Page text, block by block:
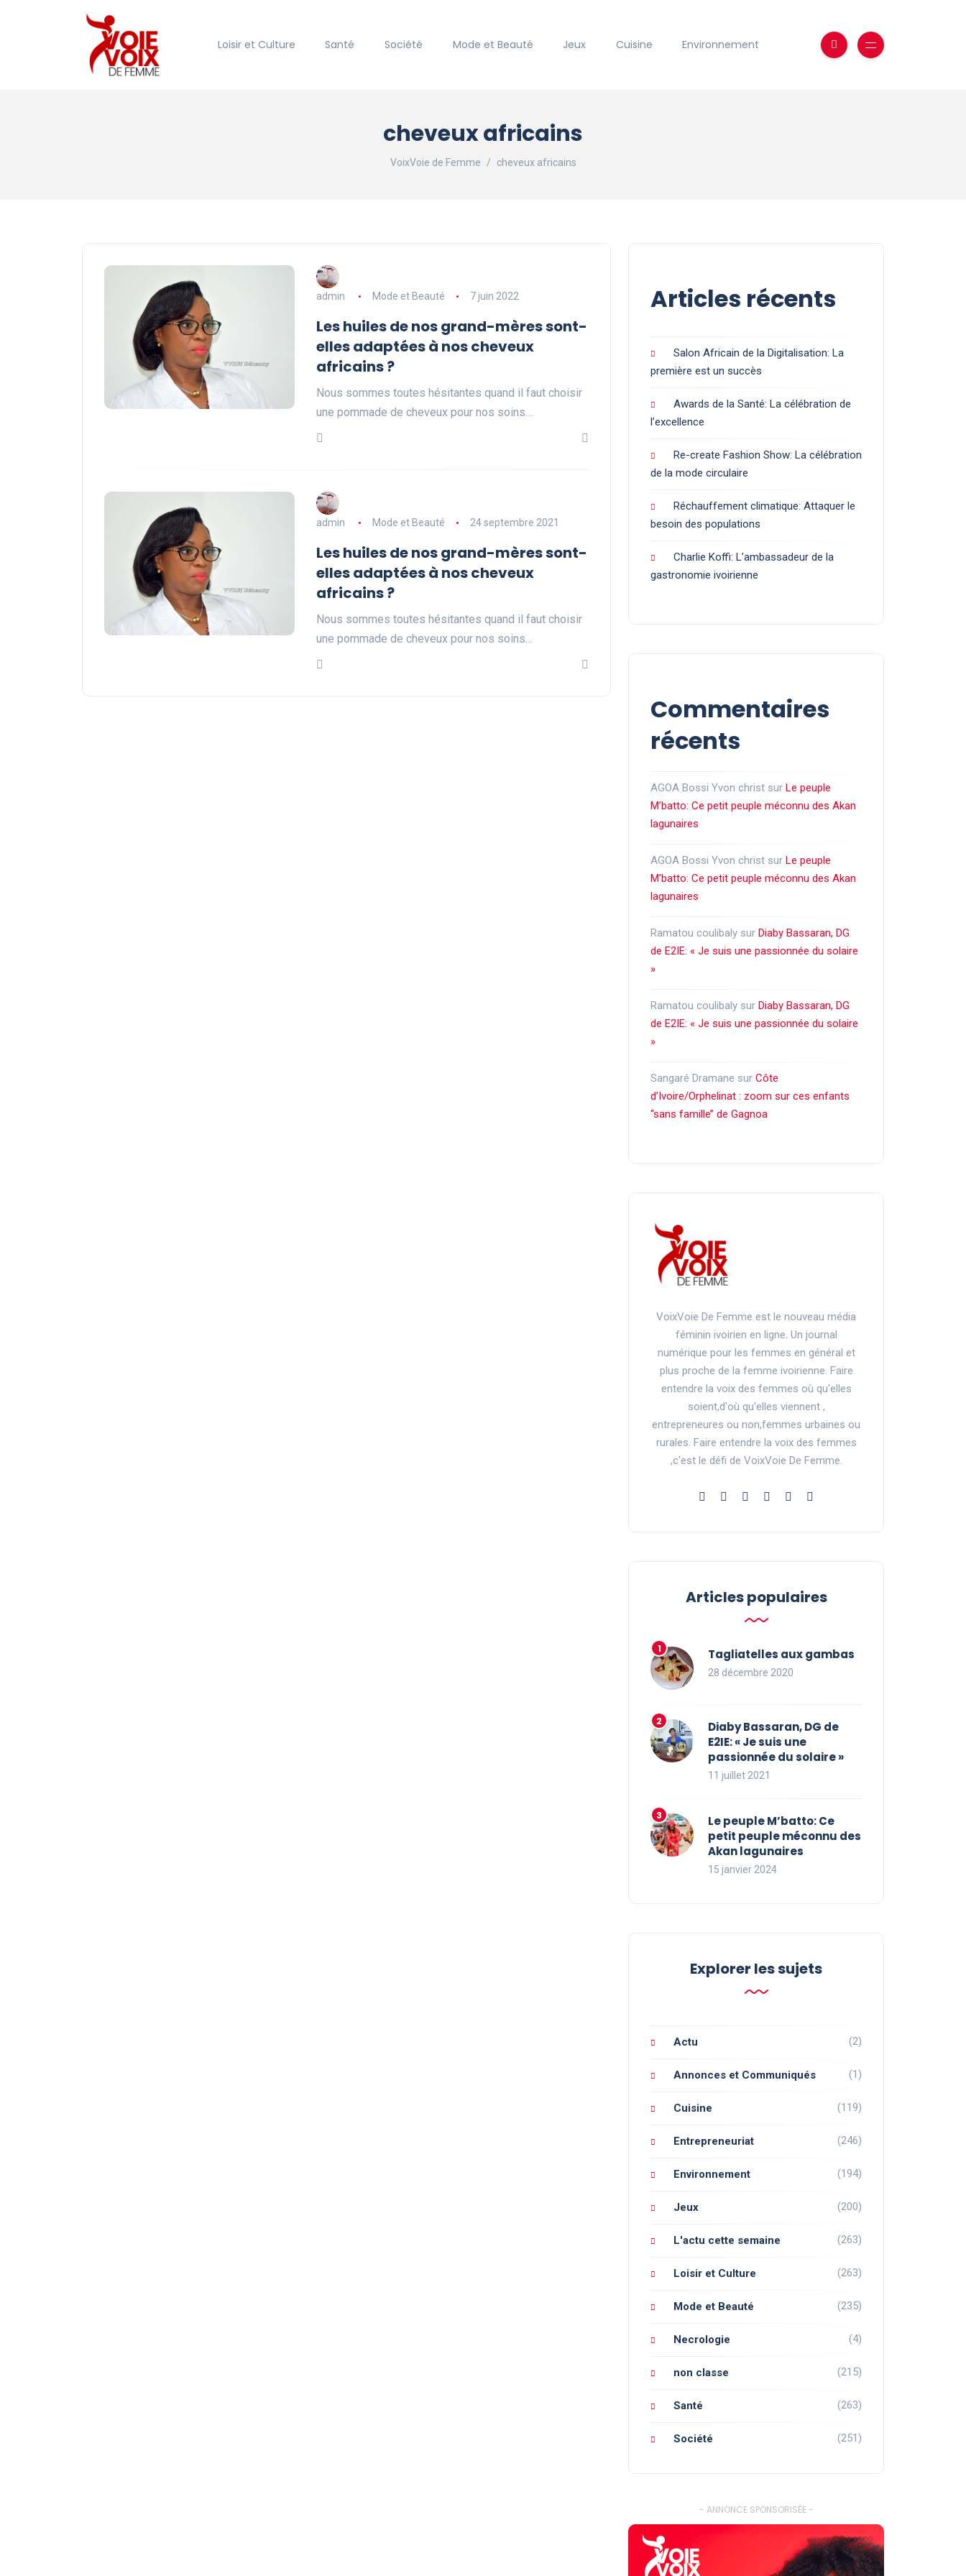
Loisir et Culture Santé Société Mode et Beauté Jeux Cuisine Environnement
cheveux africains
VoixVoie de Femme cheveux africains
admin Mode et Beauté 7 juin 2022
Les huiles de nos grand-mères sont-
elles adaptées à nos cheveux
africains ?
Nous sommes toutes hésitantes quand il faut choisir
une pommade de cheveux pour nos soins…
admin Mode et Beauté 24 septembre 2021
Les huiles de nos grand-mères sont-
elles adaptées à nos cheveux
africains ?
Nous sommes toutes hésitantes quand il faut choisir
une pommade de cheveux pour nos soins…
Articles récents
Salon Africain de la Digitalisation: La
première est un succès
Awards de la Santé: La célébration de
l’excellence
Re-create Fashion Show: La célébration
de la mode circulaire
Réchauffement climatique: Attaquer le
besoin des populations
Charlie Koffi: L’ambassadeur de la
gastronomie ivoirienne
Commentaires
récents
AGOA Bossi Yvon christ sur Le peuple
M’batto: Ce petit peuple méconnu des Akan
lagunaires
AGOA Bossi Yvon christ sur Le peuple
M’batto: Ce petit peuple méconnu des Akan
lagunaires
Ramatou coulibaly sur Diaby Bassaran, DG
de E2IE: « Je suis une passionnée du solaire
»
Ramatou coulibaly sur Diaby Bassaran, DG
de E2IE: « Je suis une passionnée du solaire
»
Sangaré Dramane sur Côte
d’Ivoire/Orphelinat : zoom sur ces enfants
‘‘sans famille’’ de Gagnoa
VoixVoie De Femme est le nouveau média
féminin ivoirien en ligne. Un journal
numérique pour les femmes en général et
plus proche de la femme ivoirienne. Faire
entendre la voix des femmes où qu'elles
soient,d'où qu'elles viennent ,
entrepreneures ou non,femmes urbaines ou
rurales. Faire entendre la voix des femmes
,c'est le défi de VoixVoie De Femme.
Articles populaires
Tagliatelles aux gambas
28 décembre 2020
Diaby Bassaran, DG de
E2IE: « Je suis une
passionnée du solaire »
11 juillet 2021
Le peuple M’batto: Ce
petit peuple méconnu des
Akan lagunaires
15 janvier 2024
Explorer les sujets
Actu (2)
Annonces et Communiqués (1)
Cuisine (119)
Entrepreneuriat (246)
Environnement (194)
Jeux (200)
L'actu cette semaine (263)
Loisir et Culture (263)
Mode et Beauté (235)
Necrologie (4)
non classe (215)
Santé (263)
Société (251)
- ANNONCE SPONSORISÉE -